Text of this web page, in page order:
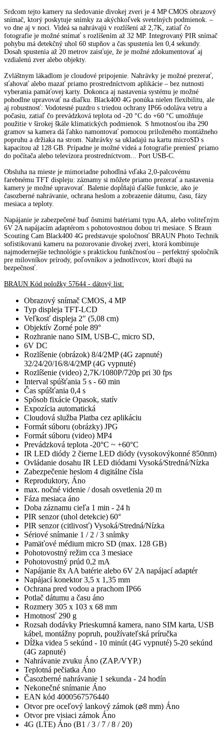
Srdcom tejto kamery na sledovanie divokej zveri je 4 MP CMOS obrazový
snímač, ktorý poskytuje snímky za akýchkoľvek svetelných podmienok. –
vo dne aj v noci. Videá sa nahrávajú v rozlíšení až 2,7K, zatiaľ čo
fotografie je možné snímať s rozlíšením až 32 MP. Integrovaný PIR snímač
pohybu má detekčný uhol 60 stupňov a čas spustenia len 0,4 sekundy.
Dosah spustenia až 20 metrov zaisťuje, že je možné zdokumentovať aj
vzdialenú zver alebo objekty.
Zvláštnym lákadlom je cloudové pripojenie. Nahrávky je možné prezerať,
sťahovať alebo mazať priamo prostredníctvom aplikácie – bez nutnosti
vyberania pamäťovej karty. Dokonca aj nastavenia systému je možné
pohodlne upravovať na diaľku. Black400 4G ponúka nielen flexibilitu, ale
aj robustnosť: Vodotesné puzdro s triedou ochrany IP66 odoláva vetru a
počasiu, zatiaľ čo prevádzková teplota od -20 °C do +60 °C umožňuje
použitie v širokej škále klimatických podmienok. S hmotnosťou iba 290
gramov sa kamera dá ľahko namontovať pomocou priloženého montážneho
popruhu a držiaka na strom. Nahrávky sa ukladajú na kartu microSD s
kapacitou až 128 GB. Prípadne je možné videá a fotografie preniesť priamo
do počítača alebo televízora prostredníctvom...
Port USB-C.
Obsluha na mieste je mimoriadne pohodlná vďaka 2,0-palcovému
farebnému TFT displeju: záznamy si môžete priamo prezerať a nastavenia
kamery je možné upravovať. Balenie dopĺňajú ďalšie funkcie, ako je
časozberné nahrávanie, ochrana heslom a zobrazenie dátumu, času, fázy
mesiaca a teploty.
Napájanie je zabezpečené buď ôsmimi batériami typu AA, alebo voliteľným
6V 2A napájacím adaptérom s pohotovostnou dobou tri mesiace. S Braun
Scouting Cam Black400 4G predstavuje spoločnosť BRAUN Photo Technik
sofistikovanú kameru na pozorovanie divokej zveri, ktorá kombinuje
najmodernejšie technológie s praktickou funkčnosťou – perfektný spoločník
pre milovníkov prírody, poľovníkov a jednotlivcov, ktorí dbajú na
bezpečnosť.
BRAUN Kód položky 57644 - dátový list:
Obrazový snímač CMOS, 4 MP
Typ displeja TFT-LCD
Veľkosť displeja 2" (5,08 cm)
Objektív Zorné pole 89°
Rozhranie nano SIM, USB-C, micro SD,
6V DC
Rozlíšenie (obrázok) 8/4/2MP (4G zapnuté)
32/24/20/16/8/4/2MP (4G vypnuté)
Rozlíšenie (video) 2,7K/1080P/720p pri 30 fps
Interval spúšťania 5 s - 60 min
Čas spúšťania 0,4 s
Spôsob fixácie Opasok, statív
Expozícia automatická
Cloudová služba Platba cez aplikáciu
Formát súboru (obrázky) JPG
Formát súboru (video) MP4
Prevádzková teplota -20°C ~ +60°C
IR LED diódy 2 čierne LED diódy (vysokovýkonné 850nm)
Ovládanie dosahu IR LED diódami Vysoká/Stredná/Nízka
Zabezpečenie heslom 4 digitálne čísla
Reproduktory, Áno
max. nočné videnie / dosah osvetlenia 20 m
Fáza mesiaca áno
Doba záznamu cieľa 1 min - 24 h
PIR senzor (uhol detekcie) 60°
PIR senzor (citlivosť) Vysoká/Stredná/Nízka
Sériové snímanie 1 / 2 / 3 snímky
Pamäťové médium micro SD (max. 128 GB)
Pohotovostný režim cca 3 mesiace
Pohotovostný prúd 0,2 mA
Napájanie 8x AA batérie alebo 6V 2A napájací adaptér
Napájací konektor 3,5 x 1,35 mm
Ochrana pred vodou a prachom IP66
Potlač dátumu a času áno
Rozmery 305 x 103 x 68 mm
Hmotnosť 290 g
Rozsah dodávky Prieskumná kamera, nano SIM karta, USB
kábel, montážny popruh, používateľská príručka
Dĺžka videa 5 sekúnd - 10 minút (4G vypnuté) 5-20 sekúnd
(4G zapnuté)
Nahrávanie zvuku Áno (ZAP./VYP.)
Teplotná pečiatka Áno
Časozberné nahrávanie 1 sekunda - 24 hodín
Nekonečné snímanie Áno
EAN kód 4000567576440
Otvor pre oceľový lankový zámok (⌀8 mm) Áno
Otvor pre visiaci zámok Áno
4G (LTE) Áno (B1 / 3 / 7 / 8 / 20)